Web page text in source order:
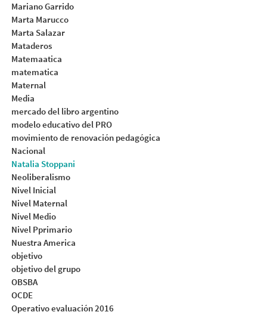
Mariano Garrido
Marta Marucco
Marta Salazar
Mataderos
Matemaatica
matematica
Maternal
Media
mercado del libro argentino
modelo educativo del PRO
movimiento de renovación pedagógica
Nacional
Natalia Stoppani
Neoliberalismo
Nivel Inicial
Nivel Maternal
Nivel Medio
Nivel Pprimario
Nuestra America
objetivo
objetivo del grupo
OBSBA
OCDE
Operativo evaluación 2016